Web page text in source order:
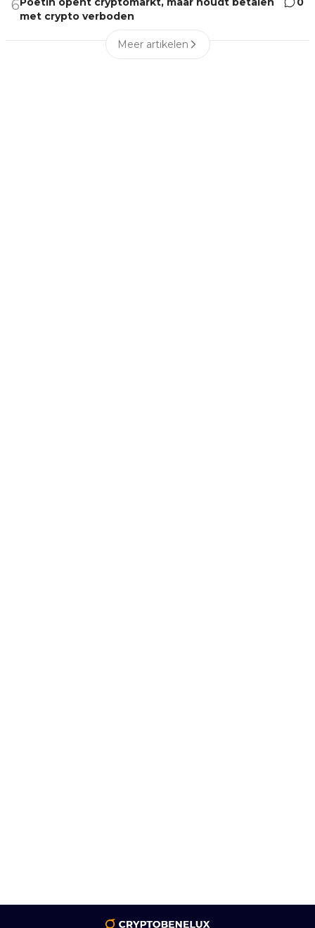
6
met crypto verboden
Meer artikelen